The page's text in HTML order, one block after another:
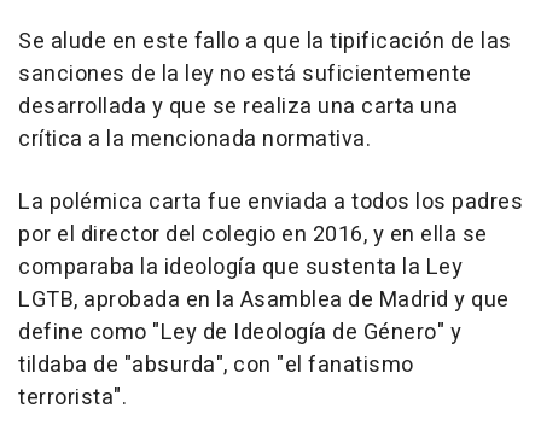
Se alude en este fallo a que la tipificación de las
sanciones de la ley no está suficientemente
desarrollada y que se realiza una carta una
crítica a la mencionada normativa.
La polémica carta fue enviada a todos los padres
por el director del colegio en 2016, y en ella se
comparaba la ideología que sustenta la Ley
LGTB, aprobada en la Asamblea de Madrid y que
define como "Ley de Ideología de Género" y
tildaba de "absurda", con "el fanatismo
terrorista".